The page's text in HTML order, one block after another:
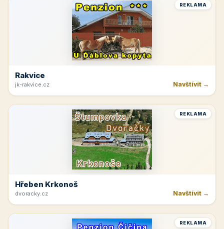
REKLAMA
Rakvice
jk-rakvice.cz Navštívit →
REKLAMA
Hřeben Krkonoš
dvoracky.cz Navštívit →
REKLAMA